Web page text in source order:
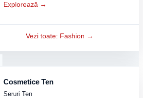
Explorează →
Vezi toate: Fashion →
Cosmetice Ten
Seruri Ten